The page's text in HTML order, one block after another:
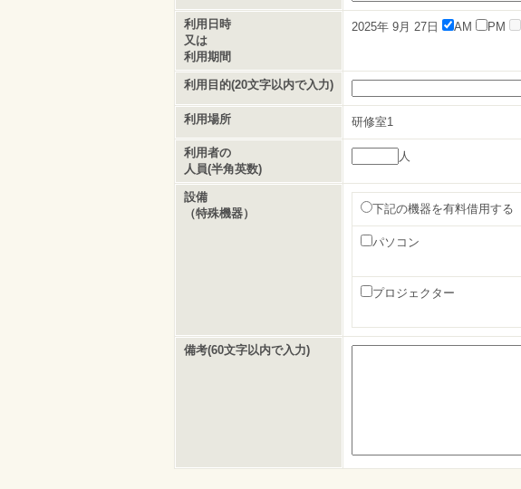
利用日時
又は
利用期間
2025年 9月 27日 AM PM
利用目的(20文字以内で入力)
利用場所 研修室1
利用者の
人員(半角英数)
人
設備
（特殊機器）
下記の機器を有料借用する
パソコン
プロジェクター
備考(60文字以内で入力)